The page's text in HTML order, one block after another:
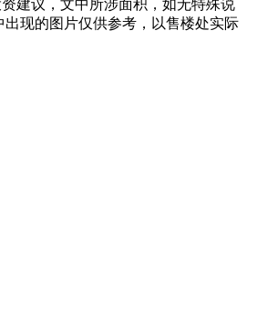
建议，文中所涉面积，如无特殊说
出现的图片仅供参考，以售楼处实际